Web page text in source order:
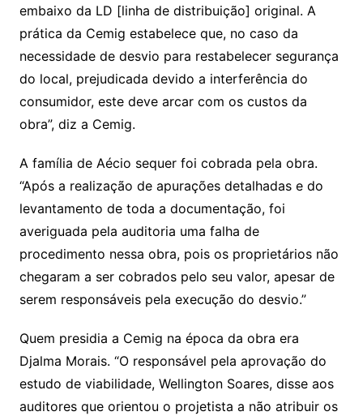
embaixo da LD [linha de distribuição] original. A
prática da Cemig estabelece que, no caso da
necessidade de desvio para restabelecer segurança
do local, prejudicada devido a interferência do
consumidor, este deve arcar com os custos da
obra”, diz a Cemig.
A família de Aécio sequer foi cobrada pela obra.
“Após a realização de apurações detalhadas e do
levantamento de toda a documentação, foi
averiguada pela auditoria uma falha de
procedimento nessa obra, pois os proprietários não
chegaram a ser cobrados pelo seu valor, apesar de
serem responsáveis pela execução do desvio.”
Quem presidia a Cemig na época da obra era
Djalma Morais. “O responsável pela aprovação do
estudo de viabilidade, Wellington Soares, disse aos
auditores que orientou o projetista a não atribuir os